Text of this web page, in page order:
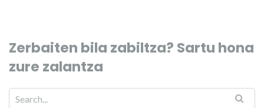
Zerbaiten bila zabiltza? Sartu hona
zure zalantza